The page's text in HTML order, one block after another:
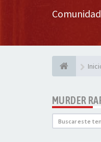
MURDER